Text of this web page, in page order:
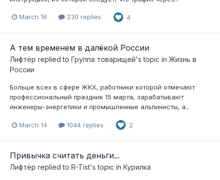
March 16 230 replies 4
А тем временем в далёкой России
Лифтёр replied to Группа товарищей's topic in Жизнь в
России
Больше всех в сфере ЖКХ, работники которой отмечают
профессиональный праздник 15 марта, зарабатывают
инженеры-энергетики и промышленные альпинисты, а...
March 14 1044 replies 2
Привычка считать деньги...
Лифтёр replied to R-Tist's topic in Курилка